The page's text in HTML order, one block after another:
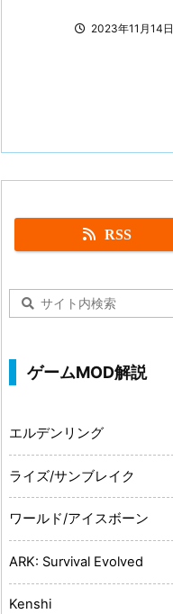
2023年11月14日
RSS
ゲームMOD解説
エルデンリング
ライズ/サンブレイク
ワールド/アイスボーン
ARK: Survival Evolved
Kenshi